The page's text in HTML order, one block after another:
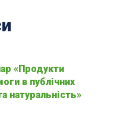
«Продукти
в публічних
натуральність»